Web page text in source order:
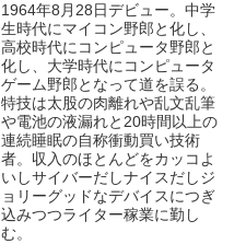
1964年8月28日デビュー。中学
生時代にマイコン野郎と化し、
高校時代にコンピュータ野郎と
化し、大学時代にコンピュータ
ゲーム野郎となって道を誤る。
特技は太股の肉離れや乱文乱筆
や電池の液漏れと20時間以上の
連続睡眠の自称衝動買い技術
者。収入のほとんどをカッコよ
いしサイバーだしナイスだしジ
ョリーグッドなデバイスにつぎ
込みつつライター稼業に勤し
む。